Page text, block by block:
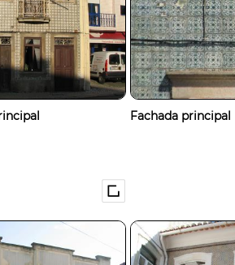
Fachada principal